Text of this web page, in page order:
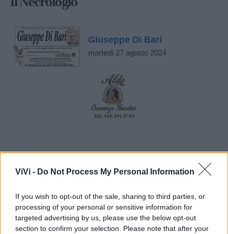
ViVi - Do Not Process My Personal Information
If you wish to opt-out of the sale, sharing to third parties, or
processing of your personal or sensitive information for
targeted advertising by us, please use the below opt-out
section to confirm your selection. Please note that after your
Giuseppe Di Bari
martedì 27 agosto 2024